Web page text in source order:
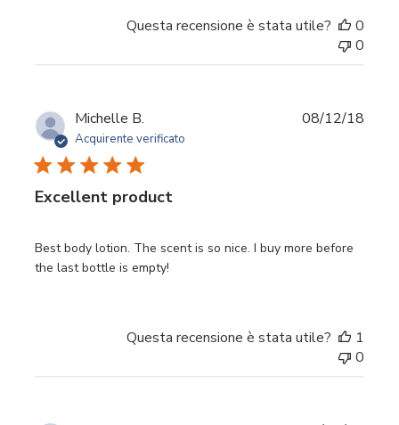
Questa recensione è stata utile?
0
0
Michelle B.
Acquirente verificato
Excellent product
Best body lotion. The scent is so nice. I buy more before
the last bottle is empty!
Data
08/12/18
Questa recensione è stata utile?
1
0